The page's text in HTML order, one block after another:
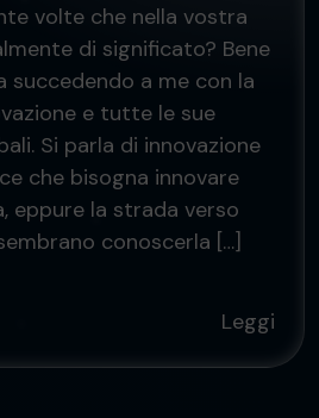
volte che nella vostra
di significato? Bene
succedendo a me con la
e tutte le sue
Si parla di innovazione
che bisogna innovare
eppure la strada verso
conoscerla […]
Leggi